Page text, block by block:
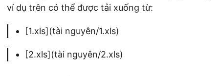
ví dụ trên có thể được tải xuống từ:
[1.xls](tài nguyên/1.xls)
[2.xls](tài nguyên/2.xls)